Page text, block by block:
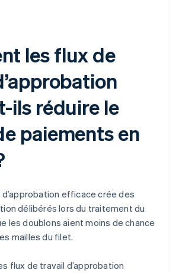
les flux de
ils réduire le
paiements en
efficace crée des
délibérés lors du traitement du
les doublons aient moins de chance
mailles du filet.
flux de travail d’approbation